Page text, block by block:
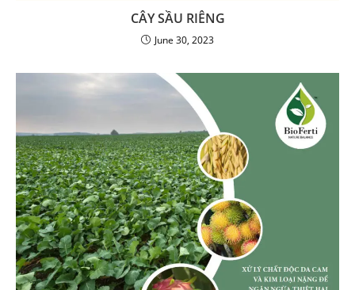
CÂY SẦU RIÊNG
June 30, 2023